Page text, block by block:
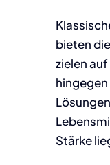
bieten
zielen
Stärke